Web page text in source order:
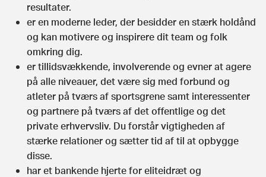
resultater.
er en moderne leder, der besidder en stærk holdånd
og kan motivere og inspirere dit team og folk
omkring dig.
er tillidsvækkende, involverende og evner at agere
på alle niveauer, det være sig med forbund og
atleter på tværs af sportsgrene samt interessenter
og partnere på tværs af det offentlige og det
private erhvervsliv. Du forstår vigtigheden af
stærke relationer og sætter tid af til at opbygge
disse.
har et bankende hjerte for eliteidræt og